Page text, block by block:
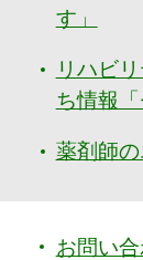
す」
リハビ
ち情報「
薬剤師
お問い